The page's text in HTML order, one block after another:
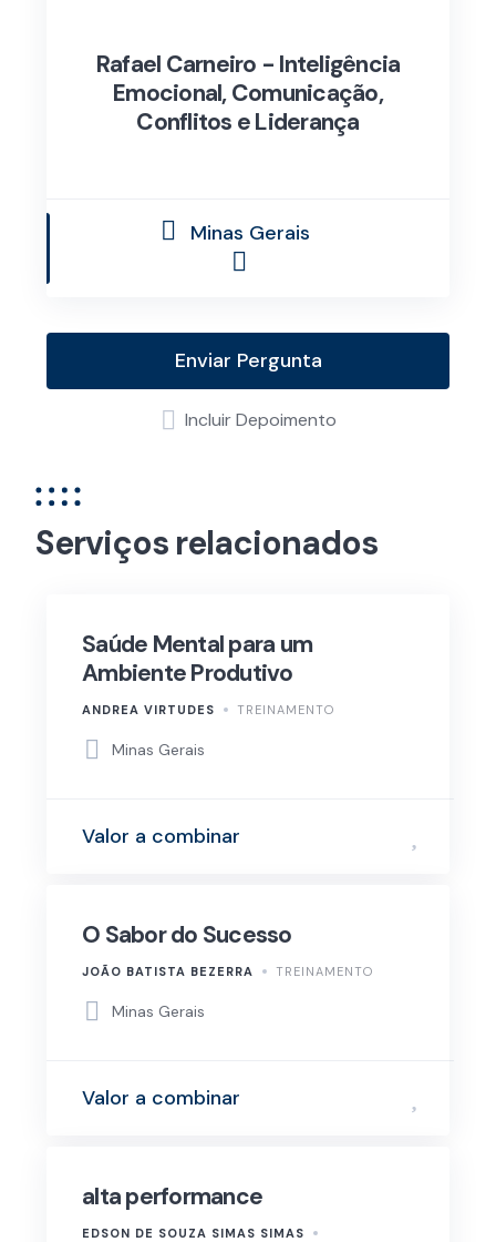
Rafael Carneiro - Inteligência
Emocional, Comunicação,
Conflitos e Liderança
Minas Gerais
Enviar Pergunta
Incluir Depoimento
Serviços relacionados
Saúde Mental para um
Ambiente Produtivo
ANDREA VIRTUDES TREINAMENTO
Minas Gerais
Valor a combinar
O Sabor do Sucesso
JOÃO BATISTA BEZERRA TREINAMENTO
Minas Gerais
Valor a combinar
alta performance
EDSON DE SOUZA SIMAS SIMAS